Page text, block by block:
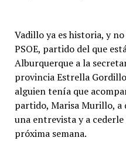
Vadillo ya es historia, y
PSOE, partido del que
Alburquerque a la
provincia Estrella
alguien tenía que
partido, Marisa Murillo, a
una entrevista y a
próxima semana.